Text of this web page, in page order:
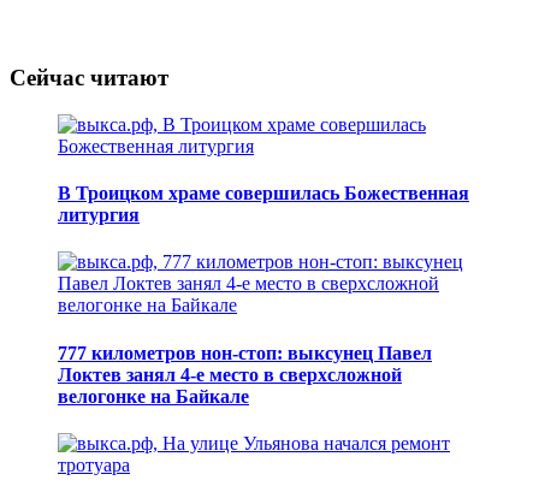
Сейчас читают
В Троицком храме совершилась Божественная
литургия
777 километров нон-стоп: выксунец Павел
Локтев занял 4-е место в сверхсложной
велогонке на Байкале